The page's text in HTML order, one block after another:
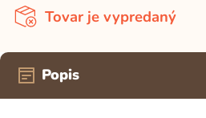
Tovar je vypredaný
Popis